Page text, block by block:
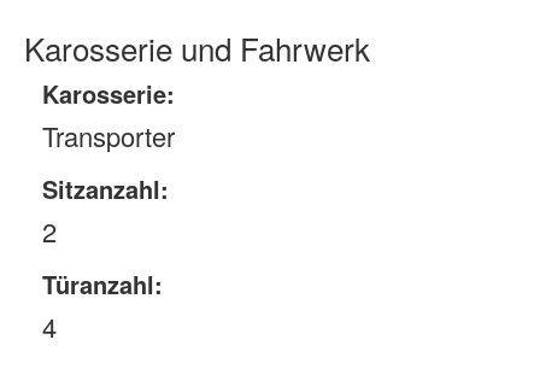
Karosserie und Fahrwerk
Karosserie:
Transporter
Sitzanzahl:
2
Türanzahl:
4